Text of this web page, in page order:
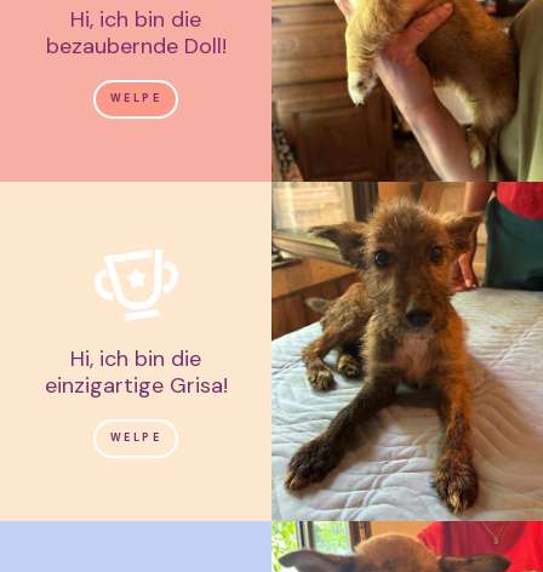
Hi, ich bin die
bezaubernde Doll!
WELPE
Hi, ich bin die
einzigartige Grisa!
WELPE